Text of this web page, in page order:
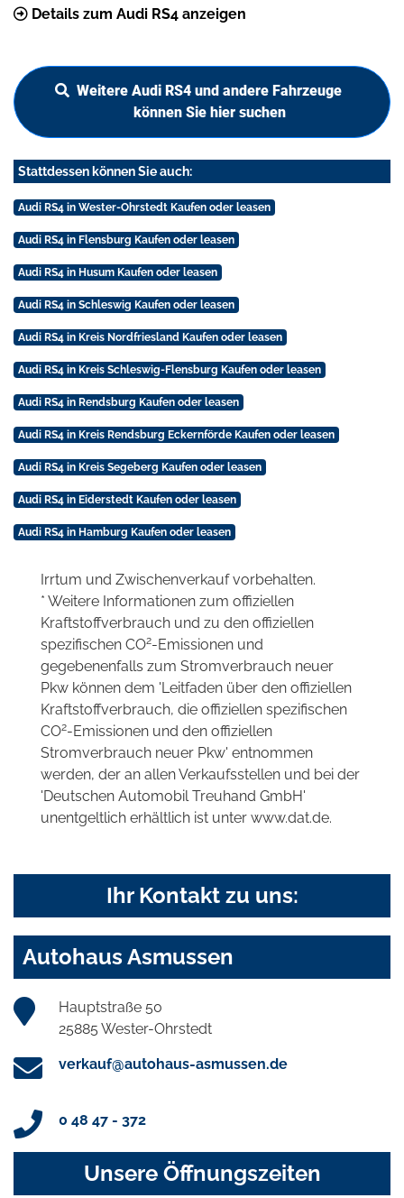
Details zum Audi RS4 anzeigen
Weitere Audi RS4 und andere Fahrzeuge
können Sie hier suchen
Stattdessen können Sie auch:
Audi RS4 in Wester-Ohrstedt Kaufen oder leasen
Audi RS4 in Flensburg Kaufen oder leasen
Audi RS4 in Husum Kaufen oder leasen
Audi RS4 in Schleswig Kaufen oder leasen
Audi RS4 in Kreis Nordfriesland Kaufen oder leasen
Audi RS4 in Kreis Schleswig-Flensburg Kaufen oder leasen
Audi RS4 in Rendsburg Kaufen oder leasen
Audi RS4 in Kreis Rendsburg Eckernförde Kaufen oder leasen
Audi RS4 in Kreis Segeberg Kaufen oder leasen
Audi RS4 in Eiderstedt Kaufen oder leasen
Audi RS4 in Hamburg Kaufen oder leasen
Irrtum und Zwischenverkauf vorbehalten.
* Weitere Informationen zum offiziellen
Kraftstoffverbrauch und zu den offiziellen
spezifischen CO2-Emissionen und
gegebenenfalls zum Stromverbrauch neuer
Pkw können dem 'Leitfaden über den offiziellen
Kraftstoffverbrauch, die offiziellen spezifischen
CO2-Emissionen und den offiziellen
Stromverbrauch neuer Pkw' entnommen
werden, der an allen Verkaufsstellen und bei der
'Deutschen Automobil Treuhand GmbH'
unentgeltlich erhältlich ist unter www.dat.de.
Ihr Kontakt zu uns:
Autohaus Asmussen
Hauptstraße 50
25885 Wester-Ohrstedt
verkauf@autohaus-asmussen.de
0 48 47 - 372
Unsere Öffnungszeiten